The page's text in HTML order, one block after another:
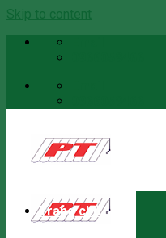
Skip to content
Trang chủ